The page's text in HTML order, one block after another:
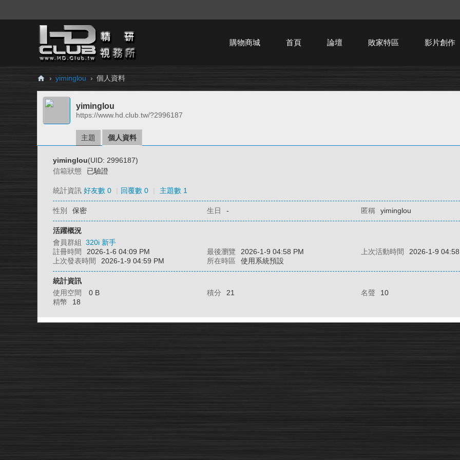
購物商城 首頁 論壇 敗家特區 影片創作
H
Cl
› yiminglou › 個人資料
yiminglou
https://www.hd.club.tw/?2996187
主題 個人資料
yiminglou(UID: 2996187)
信箱狀態
已驗證
統計資訊 好友數 0 回覆數 0 主題數 1
性別 保密 生日 - 匿稱 yiminglou
活躍概況
會員群組 320i 新手
註冊時間
2026-1-6 04:09 PM 最後瀏覽 2026-1-9 04:58 PM 上次活動時間
2026-1-9
上次發表時間
2026-1-9 04:59 PM 所在時區 使用系統預設
統計資訊
使用空間
0 B 積分 21 名聲
10
精幣
18